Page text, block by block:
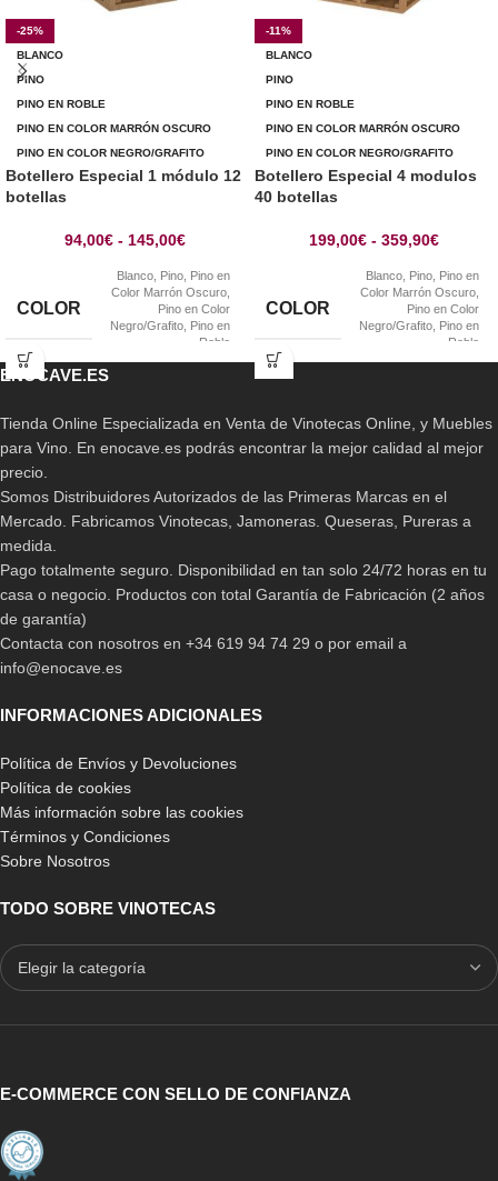
-25%
BLANCO
PINO
PINO EN ROBLE
PINO EN COLOR MARRÓN OSCURO
PINO EN COLOR NEGRO/GRAFITO
Botellero Especial 1 módulo 12
botellas
94,00€ - 145,00€
COLOR
Blanco Pino Pino en
Color Marrón Oscuro
Pino en Color
Negro/Grafito Pino en
Roble
-11%
BLANCO
PINO
PINO EN ROBLE
PINO EN COLOR MARRÓN OSCURO
PINO EN COLOR NEGRO/GRAFITO
Botellero Especial 4 modulos
40 botellas
199,00€ - 359,90€
COLOR
Blanco Pino Pino en
Color Marrón Oscuro
Pino en Color
Negro/Grafito Pino en
Roble
ENOCAVE.ES
Tienda Online Especializada en Venta de Vinotecas Online, y Muebles
para Vino. En enocave.es podrás encontrar la mejor calidad al mejor
precio.
Somos Distribuidores Autorizados de las Primeras Marcas en el
Mercado. Fabricamos Vinotecas, Jamoneras. Queseras, Pureras a
medida.
Pago totalmente seguro. Disponibilidad en tan solo 24/72 horas en tu
casa o negocio. Productos con total Garantía de Fabricación (2 años
de garantía)
Contacta con nosotros en +34 619 94 74 29 o por email a
info@enocave.es
INFORMACIONES ADICIONALES
Política de Envíos y Devoluciones
Política de cookies
Más información sobre las cookies
Términos y Condiciones
Sobre Nosotros
TODO SOBRE VINOTECAS
E-COMMERCE CON SELLO DE CONFIANZA